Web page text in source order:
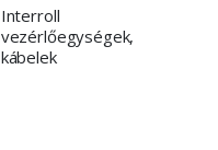
Interroll
vezérlőegységek,
kábelek